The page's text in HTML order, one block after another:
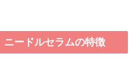
ードルセラムの特徴